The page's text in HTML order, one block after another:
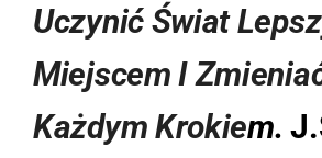
Uczynić Świat
Miejscem I
Każdym KrokieM.